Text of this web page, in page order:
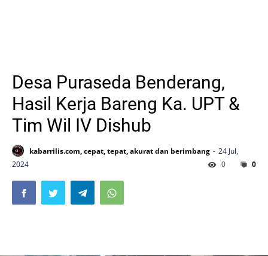
Desa Puraseda Benderang,
Hasil Kerja Bareng Ka. UPT &
Tim Wil IV Dishub
kabarrilis.com, cepat, tepat, akurat dan berimbang
24 Jul,
2024
0
0